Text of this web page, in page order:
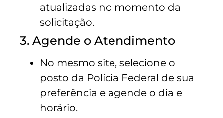
atualizadas no momento da
solicitação.
3. Agende o Atendimento
No mesmo site, selecione o
posto da Polícia Federal de sua
preferência e agende o dia e
horário.